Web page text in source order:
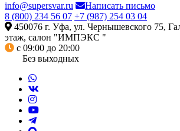
info@supersvar.ru
Написать письмо
8 (800) 234 56 07 +7 (987) 254 03 04
450076 г. Уфа, ул. Чернышевского 75,
этаж, салон "ИМПЭКС "
с 09:00 до 20:00
Без выходных